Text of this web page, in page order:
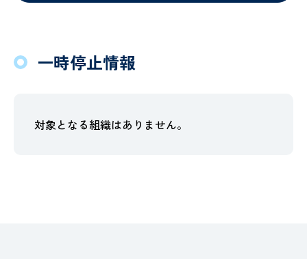
一時停止情報
対象となる組織はありません。